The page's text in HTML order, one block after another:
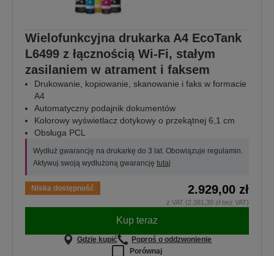
Wielofunkcyjna drukarka A4 EcoTank
L6499 z łącznością Wi-Fi, stałym
zasilaniem w atrament i faksem
Drukowanie, kopiowanie, skanowanie i faks w formacie
A4
Automatyczny podajnik dokumentów
Kolorowy wyświetlacz dotykowy o przekątnej 6,1 cm
Obsługa PCL
Wydłuż gwarancję na drukarkę do 3 lat. Obowiązuje regulamin.
Aktywuj swoją wydłużoną gwarancję tutaj
Niska dostępność 2.929,00 zł
z VAT (2.381,30 zł bez VAT)
Kup teraz
Gdzie kupić
Poproś o oddzwonienie
Porównaj